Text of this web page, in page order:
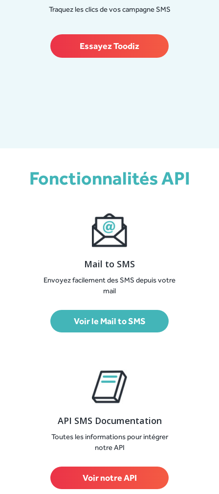
Traquez les clics de vos campagne SMS
Essayez Toodiz
Fonctionnalités API
Mail to SMS
Envoyez facilement des SMS depuis votre
mail
Voir le Mail to SMS
API SMS Documentation
Toutes les informations pour intégrer
notre API
Voir notre API